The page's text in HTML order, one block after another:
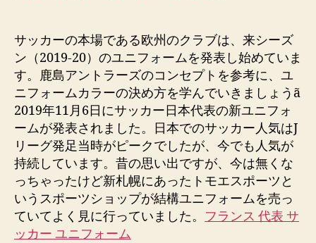
サッカーの本場である欧州のクラブは、来シーズ
ン（2019-20）のユニフォームを発表し始めていま
す。鹿島アントラーズのコンセプトを参考に、ユ
ニフォームカラーの決め方を学んでいきましょうã
2019年11月6日にサッカー日本代表の新ユニフォ
ームが発表されました。日本でのサッカー人気はJ
リーグ発足当時がピークでしたが、今でも人気が
持続しています。昔の思い出ですが、今は無くな
っちゃったけど新札幌にあったトモエスポーツと
いうスポーツショップが結構ユニフォームを売っ
ていてよく見に行っていました。 フランス 代表 サ
ッカー ユニフォーム